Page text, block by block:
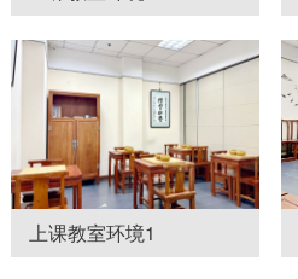
上课教室环境1